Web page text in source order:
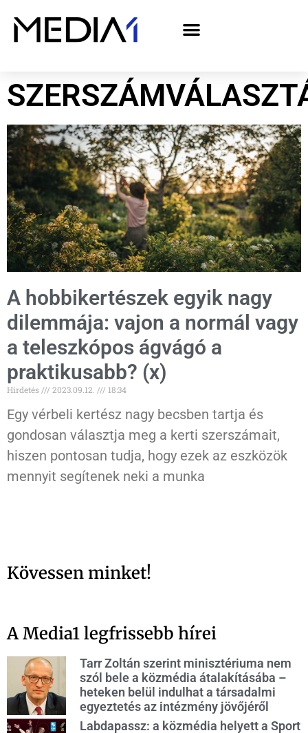
A hobbikertészek egyik nagy
dilemmája: vajon a normál vagy
a teleszkópos ágvágó a
praktikusabb? (x)
Hirdetés 2023.09.12. 18:34
Egy vérbeli kertész nagy becsben tartja és
gondosan választja meg a kerti szerszámait,
hiszen pontosan tudja, hogy ezek az eszközök
mennyit segítenek neki a munka
Kövessen minket!
A Media1 legfrissebb hírei
Tarr Zoltán szerint minisztériuma nem
szól bele a közmédia átalakításába –
heteken belül indulhat a társadalmi
egyeztetés az intézmény jövőjéről
Labdapassz: a közmédia helyett a Sport